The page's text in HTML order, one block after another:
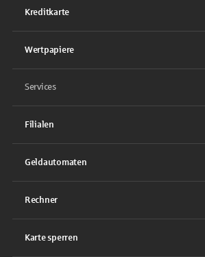
Kreditkarte
Wertpapiere
Services
Filialen
Geldautomaten
Rechner
Karte sperren